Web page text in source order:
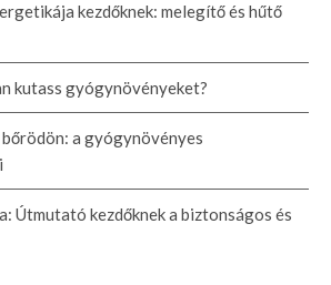
kezdőknek: melegítő és hűtő
kutass gyógynövényeket?
a gyógynövényes
Útmutató kezdőknek a biztonságos és